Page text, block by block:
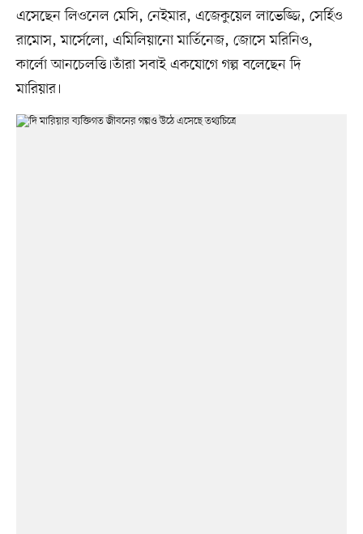
এসেছেন লিওনেল মেসি, নেইমার, এজেকুয়েল লাভেজ্জি, সের্হিও
রামোস, মার্সেলো, এমিলিয়ানো মার্তিনেজ, জোসে মরিনিও,
কার্লো আনচেলত্তি।তাঁরা সবাই একযোগে গল্প বলেছেন দি
মারিয়ার।